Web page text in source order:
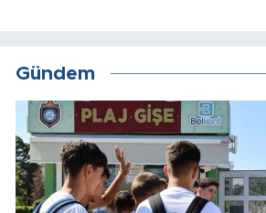
Gündem